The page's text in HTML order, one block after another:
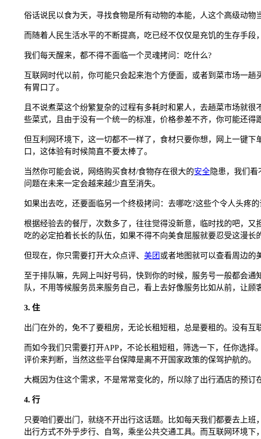
俗话说民以食为天，寻找食物是所有动物的本能，人这个高级动
而随着人民生活水平的不断提高，吃已经不仅仅是充饥的生存手
我们每天醒来，都不得不面临一个灵魂拷问：吃什么?
互联网时代以前，你可能只会起来泡个方便面，或者到菜市场一
有胃口了。
且不说煮菜这个纷繁复杂的过程有多耗时和累人，去趟菜市场就
些菜式，且由于没有一个统一的标准，价格参差不齐，你可能还
但互利网环境下，这一切都不一样了，食材只要你想，网上一键
口，这体验有时候简直不要太棒了。
当然你可能会说，网络购买食材/食物存在很大的安全隐患，我们
问题在未来一定会越来越少直至消失。
如果出去吃，还要面临另一个终极拷问：去哪吃?这些个令人头疼
根据经验去的餐厅，次数多了，往往觉得没新意，临时找的吧，
吃的必定拍着长长的队伍，如果不得不向美食屈服就要忍受这漫
但现在，你只需要打开大众点评、 美团 或者地图就可以查看周边的
至于排队嘛，先网上叫好号码，快到你的时候，服务号一般都会
队，不用等候服务员来服务自己，看上去好像服务比如从前，让
3. 住
出门在外的，免不了要租房，无论长租短租，总是要租的。没有
而如今我们只需要打开APP，不论长租短租，筛选一下，任你选
评价来判断，当然这些平台保障是离不开国家政策的保驾护航的。
大概因为住这个需求，不是常常变化的，所以除了出行酒店的预订
4. 行
只要咱们要出门，就绕不开出行这话题。比如每天我们都要去上
出行方式不外乎步行、自驾，乘坐公共交通工具。而互联网环境下